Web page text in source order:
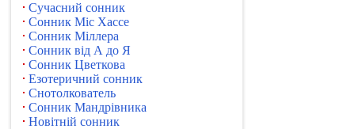
Сучасний сонник
Сонник Міс Хассе
Сонник Міллера
Сонник від А до Я
Сонник Цветкова
Езотеричний сонник
Снотолкователь
Сонник Мандрівника
Новітній сонник